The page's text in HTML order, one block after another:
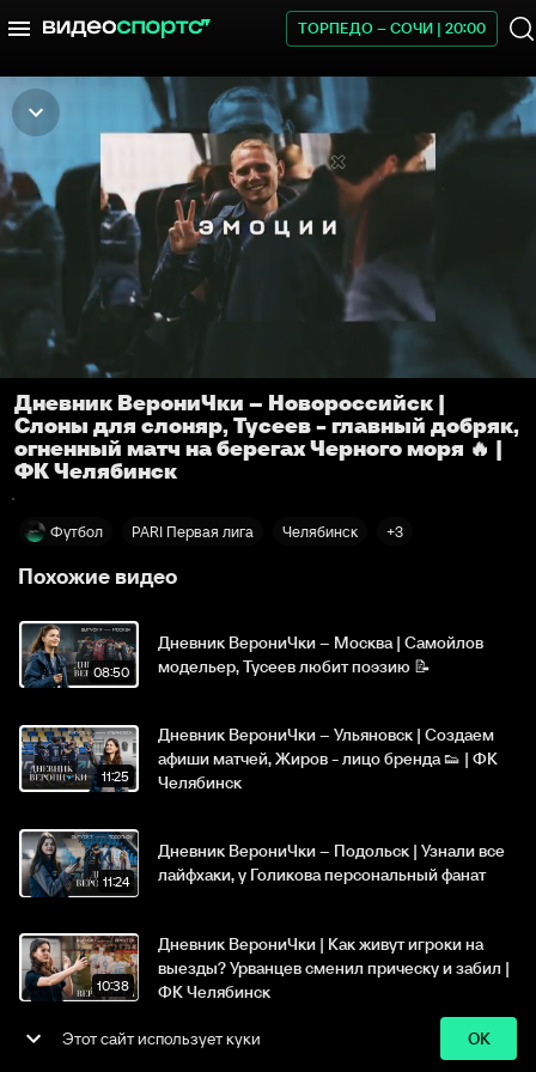
ТОРПЕДО – СОЧИ | 20:00
Дневник ВерониЧки – Новороссийск |
Слоны для слоняр, Тусеев - главный добряк,
огненный матч на берегах Черного моря 🔥 |
ФК Челябинск
Футбол PARI Первая лига Челябинск +3
Похожие видео
08:50
Дневник ВерониЧки – Москва | Самойлов
модельер, Тусеев любит поэзию 📝
11:25
Дневник ВерониЧки – Ульяновск | Создаем
афиши матчей, Жиров - лицо бренда 👟 | ФК
Челябинск
11:24
Дневник ВерониЧки – Подольск | Узнали все
лайфхаки, у Голикова персональный фанат
10:38
Дневник ВерониЧки | Как живут игроки на
выезды? Урванцев сменил прическу и забил |
ФК Челябинск
Дневник ВерониЧки – Ярославль | Подарок
ООО Спортс.ру, 18+
Политика
конфиденциальности
Пользовательское
соглашение
Политика
возвратов
Этот сайт использует куки OK